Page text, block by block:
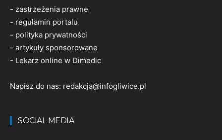
- zastrzeżenia prawne
- regulamin portalu
- polityka prywatności
- artykuły sponsorowane
- Lekarz online w Dimedic
Napisz do nas: redakcja@infogliwice.pl
SOCIAL MEDIA